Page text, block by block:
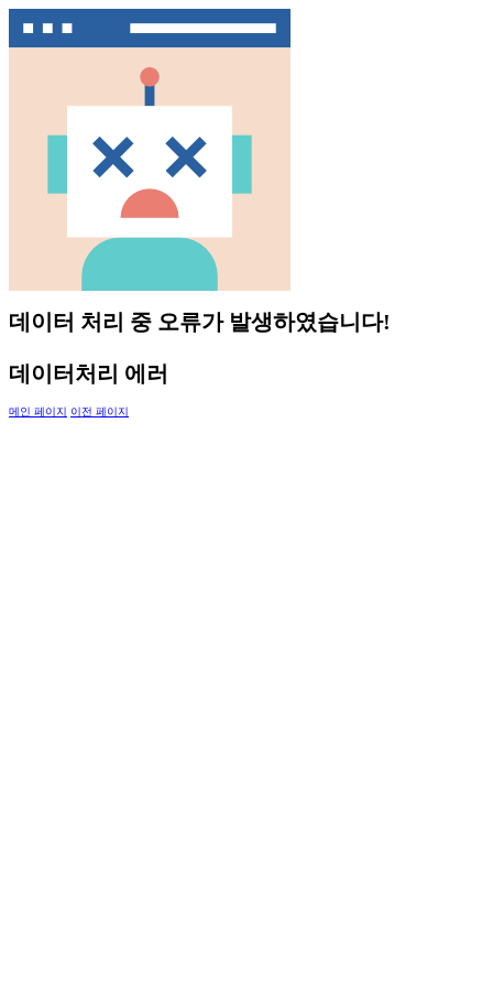
데이터 처리 중 오류가 발생하였습니다!
데이터처리 에러
메인 페이지 이전 페이지